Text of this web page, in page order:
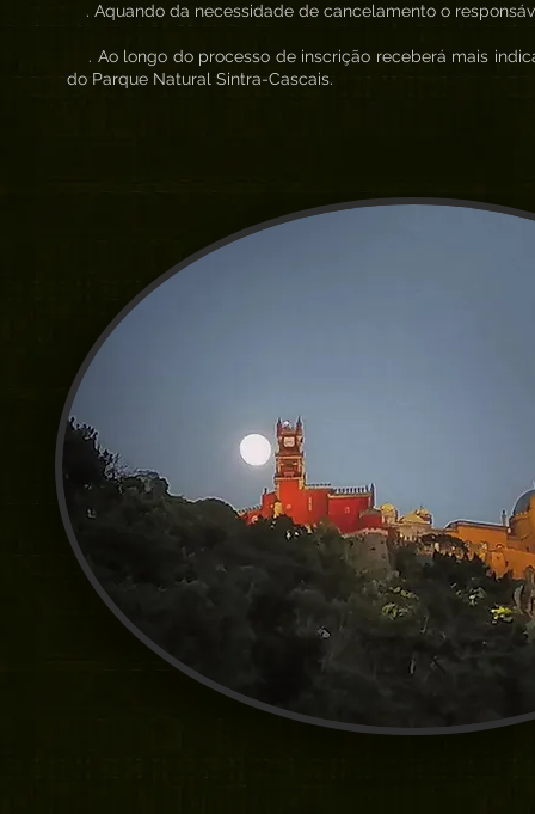
. Aquando da necessidade de cancelamento o
. Ao longo do processo de inscrição receberá mais
do Parque Natural Sintra-Cascais.